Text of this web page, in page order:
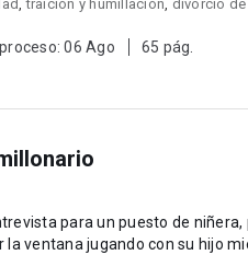
,traición y humillación, divorcio
06 Ago 65 pág.
para un puesto de niñera,
jugando con su hijo mientras la